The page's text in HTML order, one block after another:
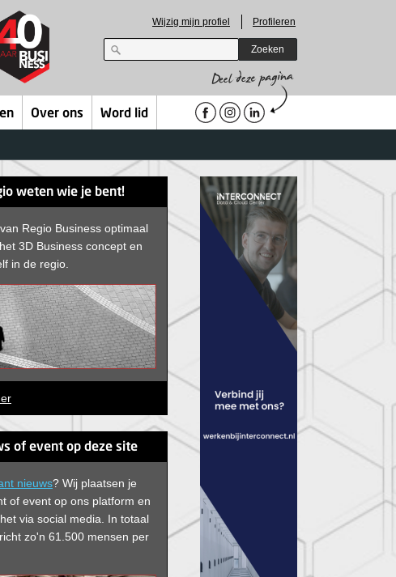
Wijzig mijn profiel Profileren
Zoeken
Over ons Word lid
weten wie je bent!
Regio Business optimaal
3D Business concept en
in de regio.
of event op deze site
nieuws? Wij plaatsen je
of event op ons platform en
via social media. In totaal
zo'n 61.500 mensen per